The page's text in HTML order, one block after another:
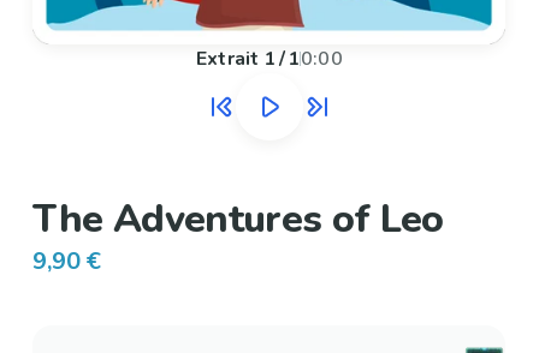
Extrait 1/10:00
The Adventures of Leo
9,90 €